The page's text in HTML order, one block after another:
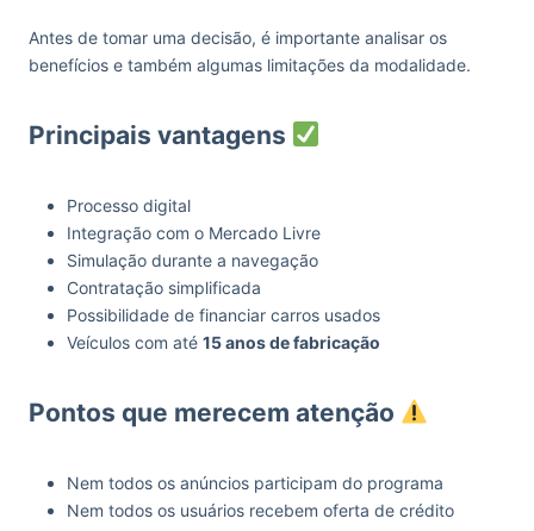
Antes de tomar uma decisão, é importante analisar os
benefícios e também algumas limitações da modalidade.
Principais vantagens
Processo digital
Integração com o Mercado Livre
Simulação durante a navegação
Contratação simplificada
Possibilidade de financiar carros usados
Veículos com até 15 anos de fabricação
Pontos que merecem atenção
Nem todos os anúncios participam do programa
Nem todos os usuários recebem oferta de crédito